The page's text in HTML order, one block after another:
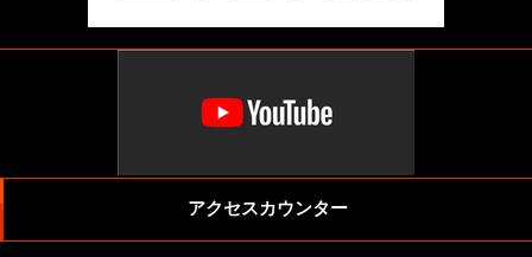
アクセスカウンター